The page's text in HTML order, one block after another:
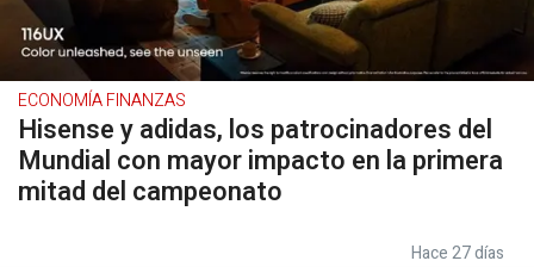
ECONOMÍA FINANZAS
Hisense y adidas, los patrocinadores del
Mundial con mayor impacto en la primera
mitad del campeonato
Hace 27 días